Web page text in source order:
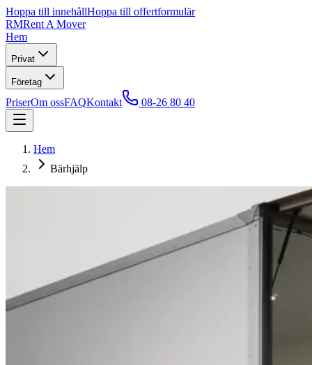
Hoppa till innehållHoppa till offertformulär
RMRent A Mover
Hem
Privat
Företag
PriserOm ossFAQKontakt 08-26 80 40
Hem
Bärhjälp